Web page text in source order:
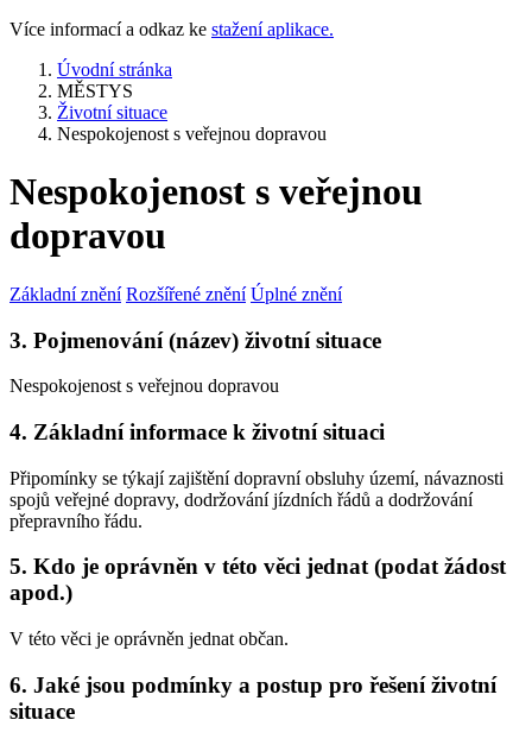
Více informací a odkaz ke stažení aplikace.
Úvodní stránka
MĚSTYS
Životní situace
Nespokojenost s veřejnou dopravou
Nespokojenost s veřejnou
dopravou
Základní znění Rozšířené znění Úplné znění
3. Pojmenování (název) životní situace
Nespokojenost s veřejnou dopravou
4. Základní informace k životní situaci
Připomínky se týkají zajištění dopravní obsluhy území, návaznosti
spojů veřejné dopravy, dodržování jízdních řádů a dodržování
přepravního řádu.
5. Kdo je oprávněn v této věci jednat (podat žádost
apod.)
V této věci je oprávněn jednat občan.
6. Jaké jsou podmínky a postup pro řešení životní
situace